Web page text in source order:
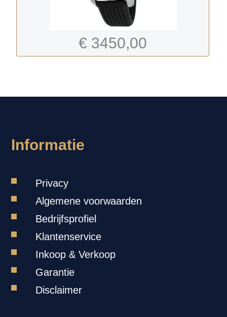
€ 3450,00
Informatie
Privacy
Algemene voorwaarden
Bedrijfsprofiel
Klantenservice
Inkoop & Verkoop
Garantie
Disclaimer